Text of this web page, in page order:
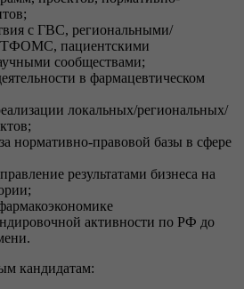
с ГВС, региональными/
пациентскими
сообществами;
в фармацевтическом
локальных/региональных/
нормативно-правовой базы в сфере
результатами бизнеса на
активности по РФ до
кандидатам: